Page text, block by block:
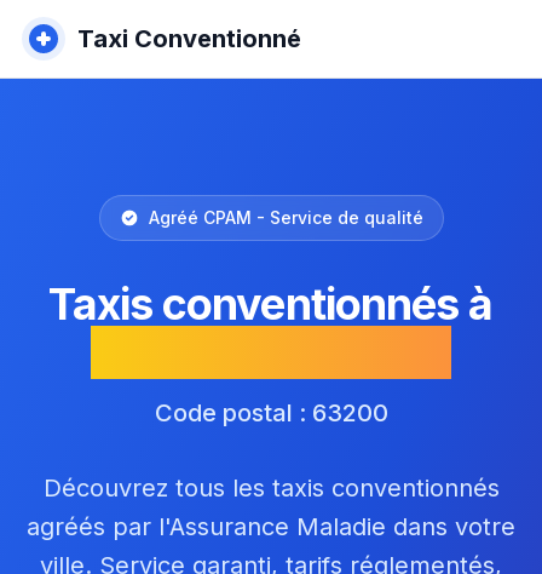
Taxi Conventionné
Agréé CPAM - Service de qualité
Taxis conventionnés à
Code postal : 63200
Découvrez tous les taxis conventionnés
agréés par l'Assurance Maladie dans votre
ville. Service garanti, tarifs réglementés,